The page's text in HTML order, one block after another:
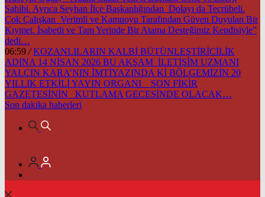
Sahibi. Ayrıca Seyhan İlçe Başkanlığından Dolayı da Tecrübeli.
Çok Çalışkan Verimli ve Kamuoyu Tarafından Güven Duyulan Bir
Kıymet. İsabetli ve Tam Yerinde Bir Atama Desteğimiz Kendisiyle”
dedi…
06:59 / KOZANLILARIN KALBİ BÜTÜNLEŞTİRİCİLİK
ADINA 14 NİSAN 2026 BU AKŞAM İLETİŞİM UZMANI
YALÇIN KARA’NIN İMTİYAZINDA Kİ BÖLGEMİZİN 20
YILLIK ETKİLİ YAYIN ORGANI SON FİKİR
GAZETESİNİN KUTLAMA GECESİNDE OLACAK…
Son dakika haberleri